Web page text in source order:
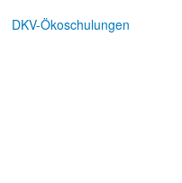
DKV-Ökoschulungen